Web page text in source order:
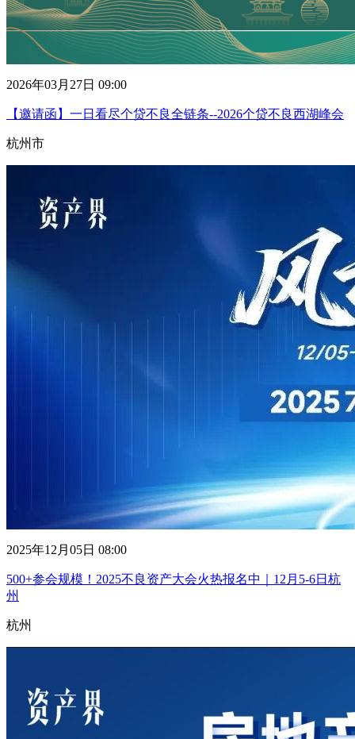
2026年03月27日 09:00
【邀请函】一日看尽个贷不良全链条--2026个贷不良西湖峰会
杭州市
2025年12月05日 08:00
500+参会规模！2025不良资产大会火热报名中｜12月5-6日杭
州
杭州